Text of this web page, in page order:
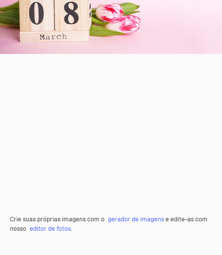
Crie suas próprias imagens com o gerador de imagense edite-as com
nosso editor de fotos.